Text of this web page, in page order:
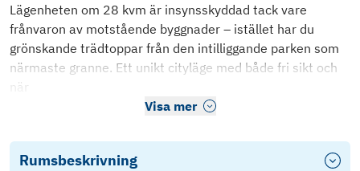
Lägenheten om 28 kvm är insynsskyddad tack vare
frånvaron av motstående byggnader – istället har du
grönskande trädtoppar från den intilliggande parken som
närmaste granne. Ett unikt cityläge med både fri sikt och
när
Visa mer
Rumsbeskrivning